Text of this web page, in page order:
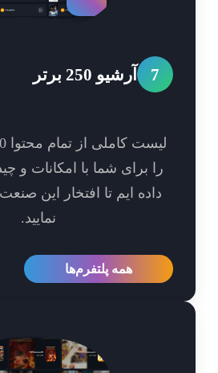
آرشیو 250 برتر
لیست کاملی از تمام
برای شما با امکانات و چیدمانی زیبا
ایم تا افتخار این صنعت هنری
همه پلتفرم‌ها